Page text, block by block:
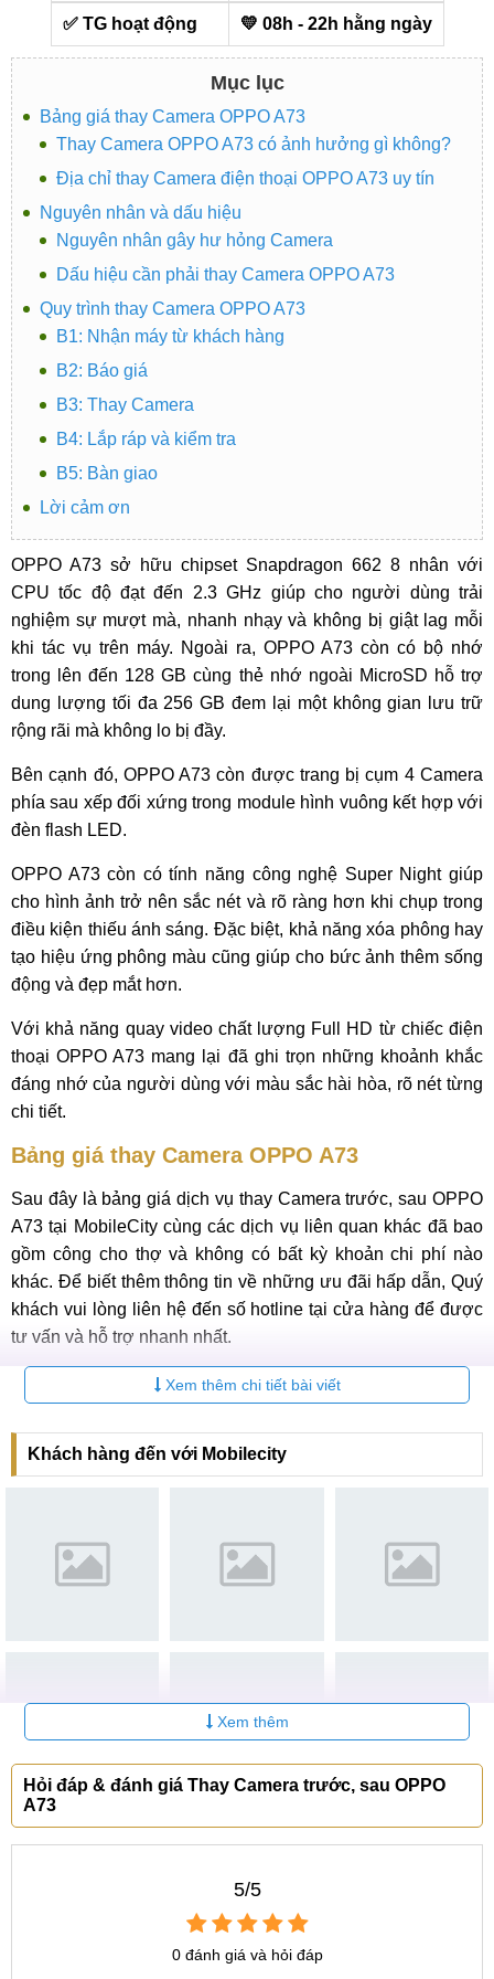
✅ TG hoạt động 💛 08h - 22h hằng ngày
Mục lục
Bảng giá thay Camera OPPO A73
Thay Camera OPPO A73 có ảnh hưởng gì không?
Địa chỉ thay Camera điện thoại OPPO A73 uy tín
Nguyên nhân và dấu hiệu
Nguyên nhân gây hư hỏng Camera
Dấu hiệu cần phải thay Camera OPPO A73
Quy trình thay Camera OPPO A73
B1: Nhận máy từ khách hàng
B2: Báo giá
B3: Thay Camera
B4: Lắp ráp và kiểm tra
B5: Bàn giao
Lời cảm ơn
OPPO A73 sở hữu chipset Snapdragon 662 8 nhân với
CPU tốc độ đạt đến 2.3 GHz giúp cho người dùng trải
nghiệm sự mượt mà, nhanh nhạy và không bị giật lag mỗi
khi tác vụ trên máy. Ngoài ra, OPPO A73 còn có bộ nhớ
trong lên đến 128 GB cùng thẻ nhớ ngoài MicroSD hỗ trợ
dung lượng tối đa 256 GB đem lại một không gian lưu trữ
rộng rãi mà không lo bị đầy.
Bên cạnh đó, OPPO A73 còn được trang bị cụm 4 Camera
phía sau xếp đối xứng trong module hình vuông kết hợp với
đèn flash LED.
OPPO A73 còn có tính năng công nghệ Super Night giúp
cho hình ảnh trở nên sắc nét và rõ ràng hơn khi chụp trong
điều kiện thiếu ánh sáng. Đặc biệt, khả năng xóa phông hay
tạo hiệu ứng phông màu cũng giúp cho bức ảnh thêm sống
động và đẹp mắt hơn.
Với khả năng quay video chất lượng Full HD từ chiếc điện
thoại OPPO A73 mang lại đã ghi trọn những khoảnh khắc
đáng nhớ của người dùng với màu sắc hài hòa, rõ nét từng
chi tiết.
Bảng giá thay Camera OPPO A73
Sau đây là bảng giá dịch vụ thay Camera trước, sau OPPO
A73 tại MobileCity cùng các dịch vụ liên quan khác đã bao
gồm công cho thợ và không có bất kỳ khoản chi phí nào
khác. Để biết thêm thông tin về những ưu đãi hấp dẫn, Quý
khách vui lòng liên hệ đến số hotline tại cửa hàng để được
tư vấn và hỗ trợ nhanh nhất.
sửa điện thoại OPPO A73mới nhất 2025:
STT Dịch vụ
Bảo
Ép kính OPPO A73
6-12
tháng
4
A73
Liên hệ
tháng
5 Sửa nguồn OPPO A73 Liên hệ
6 Thay Camera OPPO A73 Liên hệ
Thay Camera OPPO A73 có ảnh hưởng gì không?
Đa số các bước thực hiện thay thế hay sửa chữa linh kiện
điện thoại thông minh nói chung hay điện thoại OPPO A73
Xem thêm chi tiết bài viết
Khách hàng đến với Mobilecity
Xem thêm
Hỏi đáp & đánh giá Thay Camera trước, sau OPPO
A73
5/5
0 đánh giá và hỏi đáp